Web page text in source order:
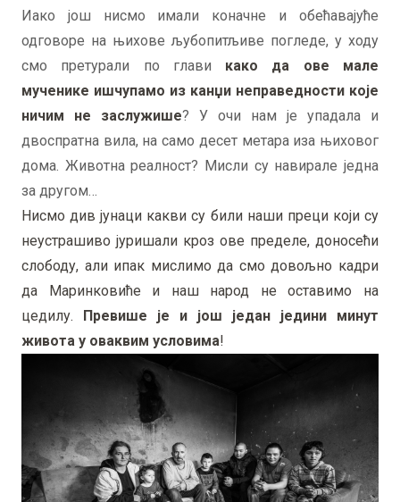
Иако још нисмо имали коначне и обећавајуће
одговоре на њихове љубопитљиве погледе, у ходу
смо претурали по глави како да ове мале
мученике ишчупамо из канџи неправедности које
ничим не заслужише? У очи нам је упадала и
двоспратна вила, на само десет метара иза њиховог
дома. Животна реалност? Мисли су навирале једна
за другом…
Нисмо див јунаци какви су били наши преци који су
неустрашиво јуришали кроз ове пределе, доносећи
слободу, али ипак мислимо да смо довољно кадри
да Маринковиће и наш народ не оставимо на
цедилу. Превише је и још један једини минут
живота у оваквим условима!